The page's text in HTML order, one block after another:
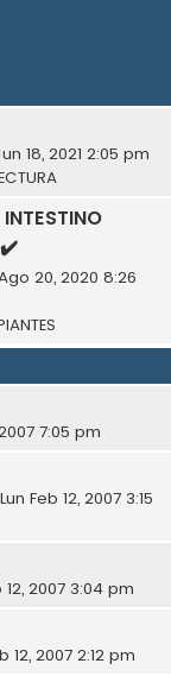
18, 2021 2:05 pm
20, 2020 8:26
7:05 pm
Lun Feb 12, 2007 3:15
12, 2007 3:04 pm
12, 2007 2:12 pm